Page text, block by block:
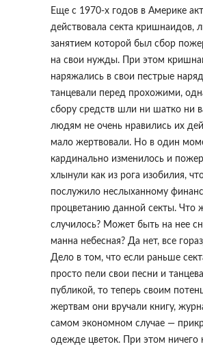
Еще с 1970-х годов в Америке
действовала секта кришнаидов,
занятием которой был сбор
на свои нужды. При этом
наряжались в свои пестрые
танцевали перед прохожими,
сбору средств шли ни шатко ни
людям не очень нравились их
мало жертвовали. Но в один
кардинально изменилось и
хлынули как из рога изобилия,
послужило неслыханному
процветанию данной секты. Что
случилось? Может быть на нее
манна небесная? Да нет, все
Дело в том, что если раньше
просто пели свои песни и
публикой, то теперь своим
жертвам они вручали книгу,
самом экономном случае —
одежде цветок. При этом ничего